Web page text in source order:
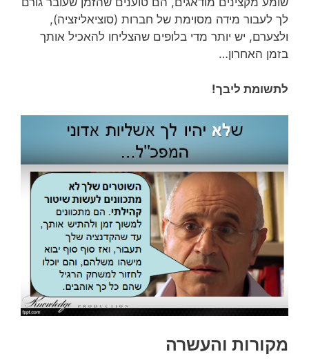
לך לעבור מידה מסוימת של חברות (סוציאליזציה),
ולצערם, יש יותר מדי בלופים שהצליחו להאכיל אותך
בזמן האחרון…
לתשומת ליבך!
מקורות והעשרה